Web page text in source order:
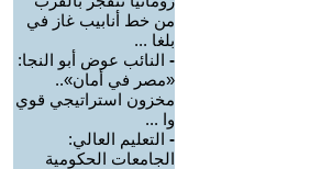
من خط أنابيب غاز في
بلغا ...
- النائب عوض أبو النجا:
«مصر في أمان»..
مخزون استراتيجي قوي
وا ...
- التعليم العالي:
الجامعات الحكومية